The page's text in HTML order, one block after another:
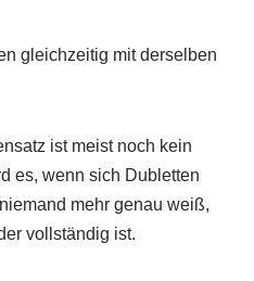
gleichzeitig mit derselben
ist meist noch kein
es, wenn sich Dubletten
mehr genau weiß,
vollständig ist.